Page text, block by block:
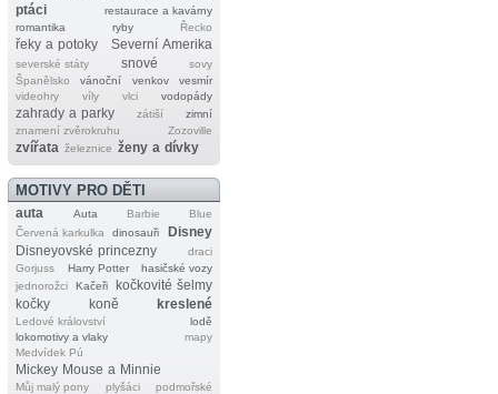
ptáci
restaurace a kavárny
romantika
ryby Řecko
řeky a potoky Severní Amerika
severské státy snové
sovy
Španělsko
vánoční venkov
vesmír
videohry
víly vlci vodopády
zahrady a parky zátiší
zimní
znamení zvěrokruhu
Zozoville
zvířata železnice ženy a dívky
MOTIVY PRO DĚTI
auta Auta Barbie
Blue
Červená karkulka
dinosauři
Disney
Disneyovské princezny
draci
Gorjuss
Harry Potter
hasičské vozy
jednorožci
Kačeři
kočkovité šelmy
kočky
koně kreslené
Ledové království
lodě
lokomotivy a vlaky
mapy
Medvídek Pú
Mickey Mouse a Minnie
Můj malý pony plyšáci
podmořské